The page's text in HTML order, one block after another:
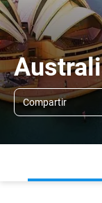
Compartir